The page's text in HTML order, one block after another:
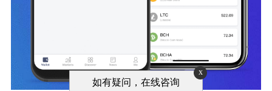
x
如有疑问，在线咨询